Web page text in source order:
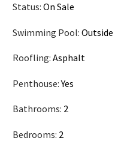
Status: On Sale
Swimming Pool: Outside
Roofling: Asphalt
Penthouse:Yes
Bathrooms: 2
Bedrooms: 2